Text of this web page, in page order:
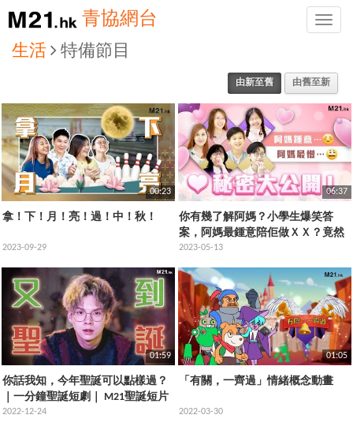
Toggle
青協網台
生活 特備節目
由新至舊 由舊至新
00:23
拿！下！月！亮！過！中！秋！
2023-09-29
06:37
你有幾了解阿媽？小學生爆笑答
案，阿媽最鍾意陪佢做ＸＸ？竟然
有一題，連阿媽都唔知正確答案！
2023-05-13
01:59
你話我知，今年聖誕可以點樣過？
｜一分鐘聖誕短劇｜ M21聖誕短片
《過時．過節．一齊過》
2022-12-24
01:05
「有關，一齊過」情緒概念動畫
2022-03-30